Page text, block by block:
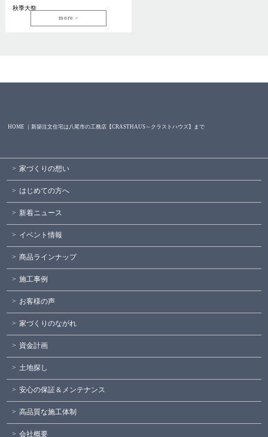
秋季大祭
more
HOME ｜新築注文住宅は八尾市の工務店【CRASTHAUS～クラストハウズ】まで
家づくりの想い
はじめての方へ
新着ニュース
イベント情報
商品ラインナップ
施工事例
お客様の声
家づくりのながれ
資金計画
土地探し
安心の保証＆メンテナンス
高品質な施工体制
会社概要